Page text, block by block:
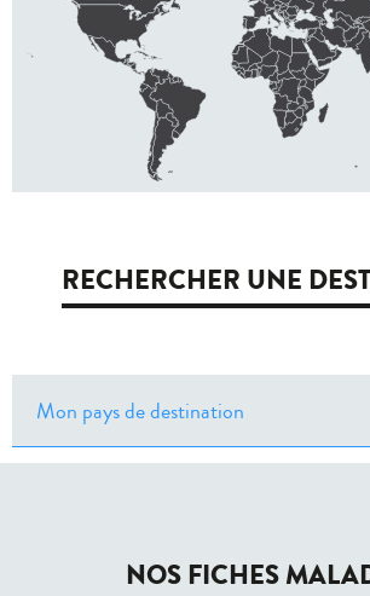
RECHERCHER UNE
NOS FICHES